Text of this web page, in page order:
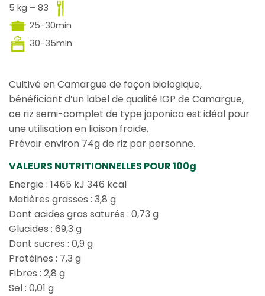
5 kg – 83
25-30min
30-35min
Cultivé en Camargue de façon biologique,
bénéficiant d’un label de qualité IGP de Camargue,
ce riz semi-complet de type japonica est idéal pour
une utilisation en liaison froide.
Prévoir environ 74g de riz par personne.
VALEURS NUTRITIONNELLES POUR 100g
Energie : 1465 kJ 346 kcal
Matières grasses : 3,8 g
Dont acides gras saturés : 0,73 g
Glucides : 69,3 g
Dont sucres : 0,9 g
Protéines : 7,3 g
Fibres : 2,8 g
Sel : 0,01 g